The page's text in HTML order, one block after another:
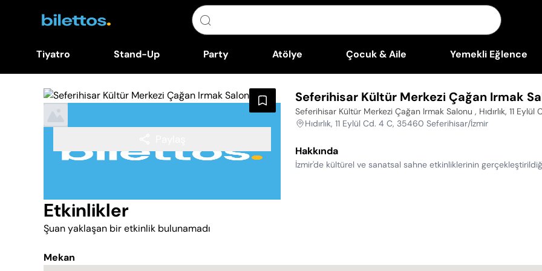
Tiyatro Stand-Up Party Atölye Çocuk & Aile Yemekli Eğlence
Seferihisar Kültür Merkezi Çağan Irmak
Seferihisar Kültür Merkezi Çağan Irmak Salonu , Hıdırlık, 11
Hıdırlık, 11 Eylül Cd. 4 C, 35460 Seferihisar/İzmir
Etkinlikler
Şuan yaklaşan bir etkinlik bulunamadı
Hakkında
İzmir'de kültürel ve sanatsal sahne etkinliklerinin
Mekan